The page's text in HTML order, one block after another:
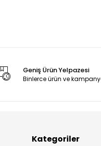
Geniş Ürün Yelpazesi
Binlerce ürün ve
Kategoriler